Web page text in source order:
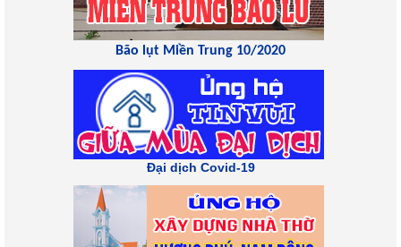
Bão lụt Miền Trung 10/2020
Đại dịch Covid-19